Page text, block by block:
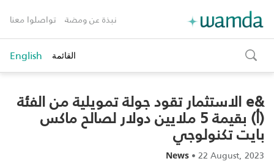
نبذة عن ومضة تواصلوا معنا
toggle
search
القائمة English
&e الاستثمار تقود جولة تمويلية من الفئة
(أ) بقيمة 5 ملايين دولار لصالح ماكس
بايت تكنولوجي
News •22 August, 2023